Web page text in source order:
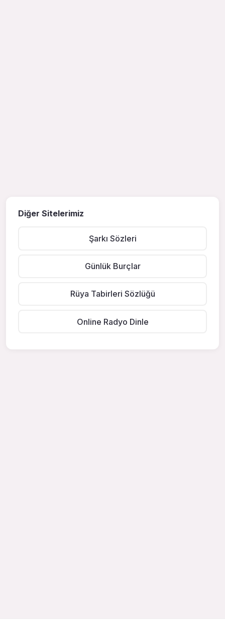
Diğer Sitelerimiz
Şarkı Sözleri
Günlük Burçlar
Rüya Tabirleri Sözlüğü
Online Radyo Dinle